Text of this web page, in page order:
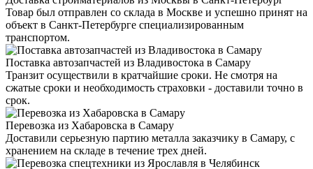
Товар был отправлен со склада в Москве и успешно принят на
объект в Санкт-Петербурге специализированным
транспортом.
Поставка автозапчастей из Владивостока в Самару
Транзит осуществили в кратчайшие сроки. Не смотря на
сжатые сроки и необходимость страховки - доставили точно в
срок.
Перевозка из Хабаровска в Самару
Доставили серьезную партию металла заказчику в Самару, с
хранением на складе в течение трех дней.